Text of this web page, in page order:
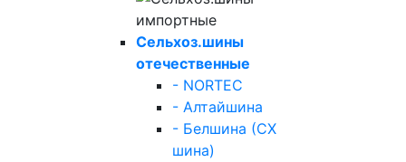
Сельхоз.шины
отечественные
- NORTEC
- Алтайшина
- Белшина (СХ
шина)